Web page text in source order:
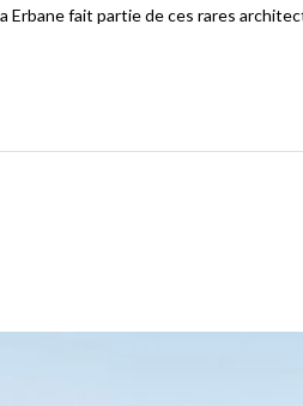
fait partie de ces rares